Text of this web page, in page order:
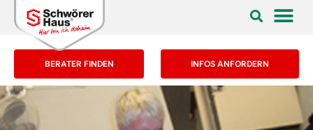
BERATER FINDEN INFOS ANFORDERN